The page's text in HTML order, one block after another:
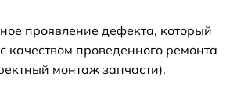
проявление дефекта, который
качеством проведенного ремонта
монтаж запчасти).